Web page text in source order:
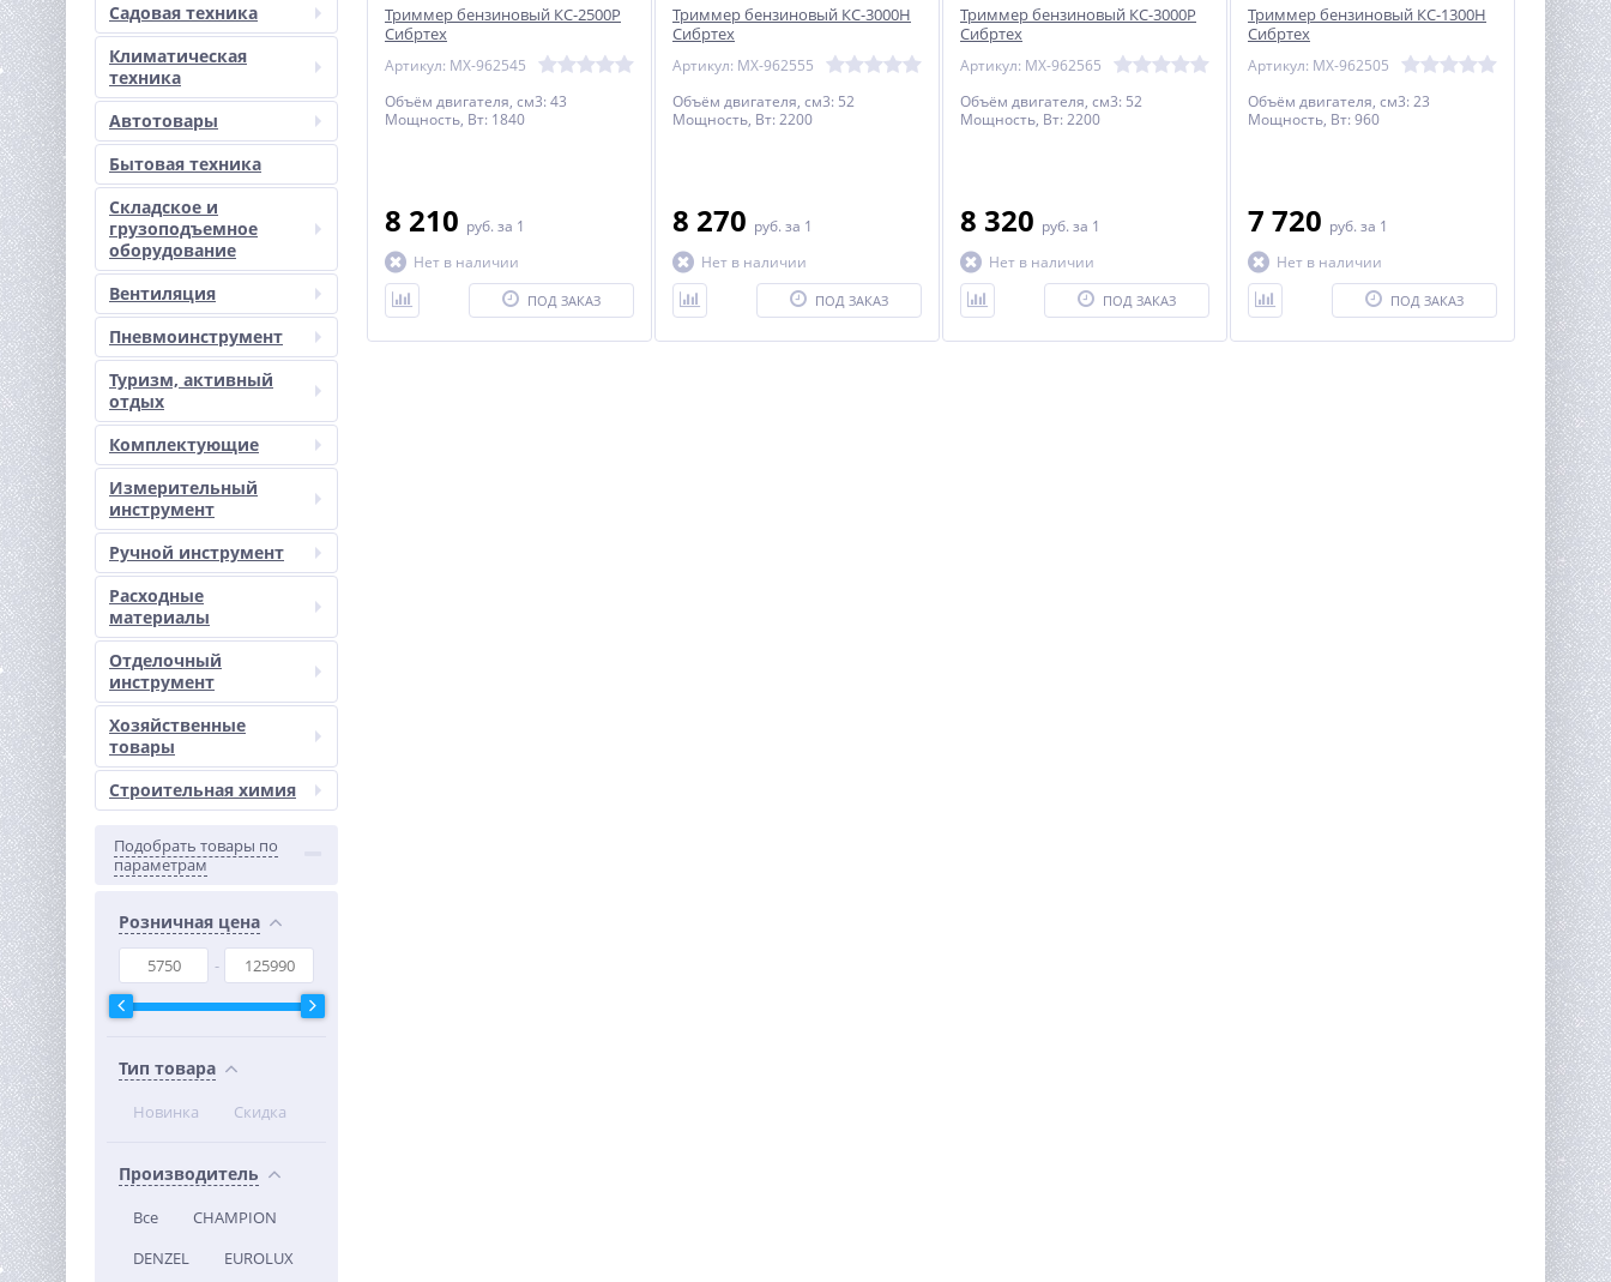
Садовая техника
Климатическая
техника
Автотовары
Бытовая техника
Складское и
грузоподъемное
оборудование
Вентиляция
Пневмоинструмент
Туризм, активный
отдых
Комплектующие
Измерительный
инструмент
Ручной инструмент
Расходные
материалы
Отделочный
инструмент
Хозяйственные
товары
Строительная химия
Подобрать товары по
параметрам
Розничная цена
Тип товара
Новинка Скидка
Производитель
Все
CHAMPION
DENZEL
EUROLUX
Триммер бензиновый КС-2500Р
Сибртех
Артикул: MX-962545
Объём двигателя, см3: 43
Мощность, Вт: 1840
8 210 руб. за 1
Нет в наличии
ПОД ЗАКАЗ
Триммер бензиновый КС-3000Н
Сибртех
Артикул: MX-962555
Объём двигателя, см3: 52
Мощность, Вт: 2200
8 270 руб. за 1
Нет в наличии
ПОД ЗАКАЗ
Триммер бензиновый КС-3000Р
Сибртех
Артикул: MX-962565
Объём двигателя, см3: 52
Мощность, Вт: 2200
8 320 руб. за 1
Нет в наличии
ПОД ЗАКАЗ
Триммер бензиновый КС-1300Н
Сибртех
Артикул: MX-962505
Объём двигателя, см3: 23
Мощность, Вт: 960
7 720 руб. за 1
Нет в наличии
ПОД ЗАКАЗ